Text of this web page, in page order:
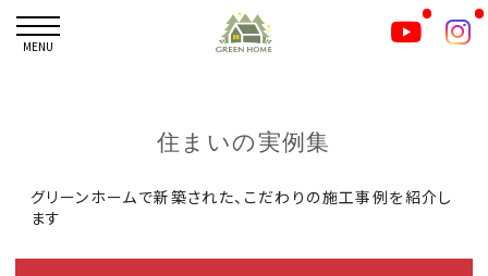
MENU
住まいの実例集
グリーンホームで新築された、こだわりの施工事例を紹介し
ます